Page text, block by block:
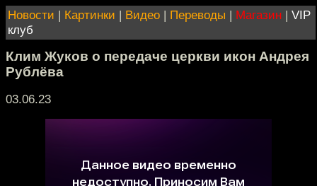
Новости | Картинки | Видео | Переводы | Магазин | VIP
клуб
Клим Жуков о передаче церкви икон Андрея
Рублёва
03.06.23